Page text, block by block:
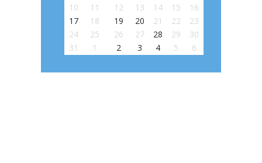
10
11 12 13 14 15
16
17
18 19 20 21 22
23
24
25 26 27 28 29
30
31
1 2 3 4 5 6